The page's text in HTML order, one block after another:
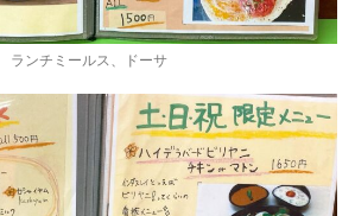
ランチミールス、ドーサ